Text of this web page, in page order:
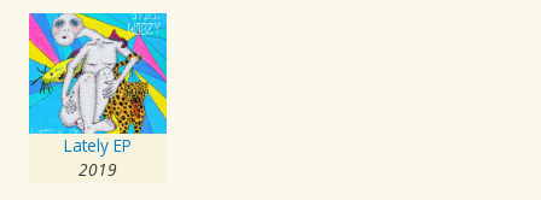
Lately EP
2019